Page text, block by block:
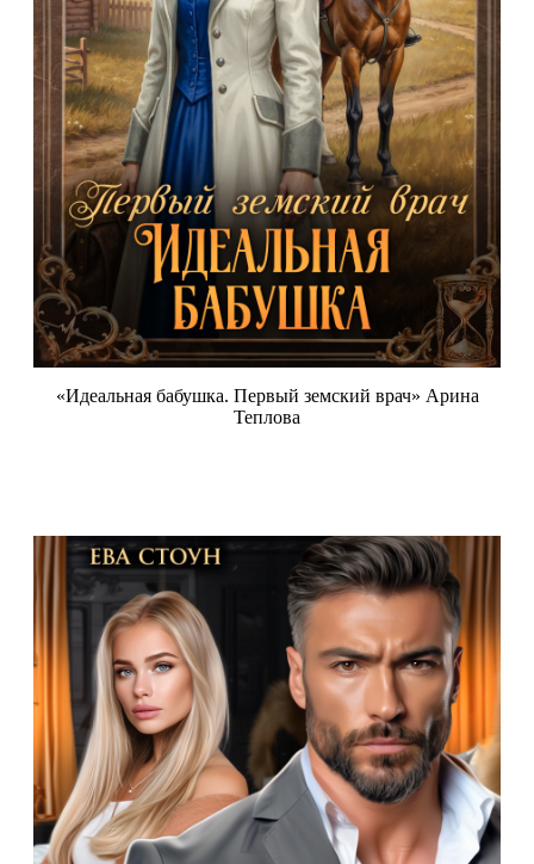
«Идеальная бабушка. Первый земский врач» Арина
Теплова